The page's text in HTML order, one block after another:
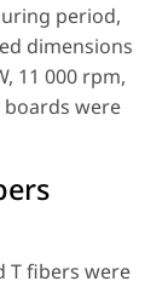
period,
dimensions
11 000 rpm,
boards were
T fibers were